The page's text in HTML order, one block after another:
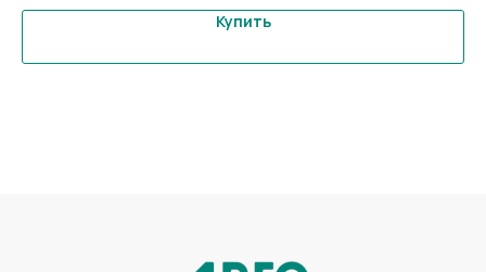
Купить
Доставка
Оплата
Оптовикам